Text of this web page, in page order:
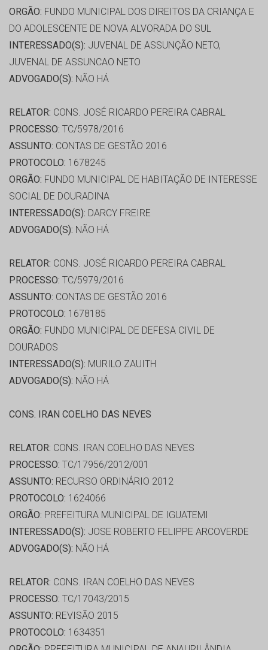
ORGÃO: FUNDO MUNICIPAL DOS DIREITOS DA CRIANÇA E
DO ADOLESCENTE DE NOVA ALVORADA DO SUL
INTERESSADO(S): JUVENAL DE ASSUNÇÃO NETO,
JUVENAL DE ASSUNCAO NETO
ADVOGADO(S): NÃO HÁ
RELATOR: CONS. JOSÉ RICARDO PEREIRA CABRAL
PROCESSO: TC/5978/2016
ASSUNTO: CONTAS DE GESTÃO 2016
PROTOCOLO: 1678245
ORGÃO: FUNDO MUNICIPAL DE HABITAÇÃO DE INTERESSE
SOCIAL DE DOURADINA
INTERESSADO(S): DARCY FREIRE
ADVOGADO(S): NÃO HÁ
RELATOR: CONS. JOSÉ RICARDO PEREIRA CABRAL
PROCESSO: TC/5979/2016
ASSUNTO: CONTAS DE GESTÃO 2016
PROTOCOLO: 1678185
ORGÃO: FUNDO MUNICIPAL DE DEFESA CIVIL DE
DOURADOS
INTERESSADO(S): MURILO ZAUITH
ADVOGADO(S): NÃO HÁ
CONS. IRAN COELHO DAS NEVES
RELATOR: CONS. IRAN COELHO DAS NEVES
PROCESSO: TC/17956/2012/001
ASSUNTO: RECURSO ORDINÁRIO 2012
PROTOCOLO: 1624066
ORGÃO: PREFEITURA MUNICIPAL DE IGUATEMI
INTERESSADO(S): JOSE ROBERTO FELIPPE ARCOVERDE
ADVOGADO(S): NÃO HÁ
RELATOR: CONS. IRAN COELHO DAS NEVES
PROCESSO: TC/17043/2015
ASSUNTO: REVISÃO 2015
PROTOCOLO: 1634351